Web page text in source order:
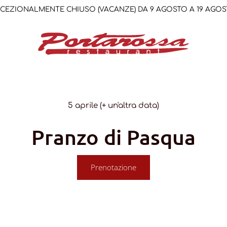
TRAMITE IL SITO ED ILCOPERTO LO OFFRIAMO NOI -
5 aprile (+ un'altra data)
Pranzo di Pasqua
Prenotazione